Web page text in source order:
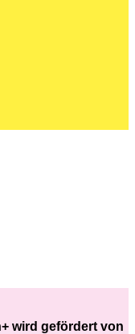
wird gefördert von